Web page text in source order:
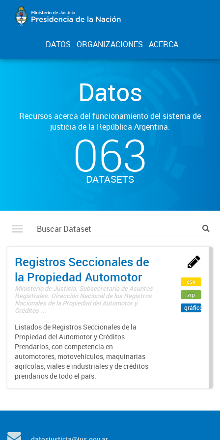
DATOS ORGANIZACIONES ACERCA
Datos
Recursos acerca del funcionamiento del sistema de
justicia de la República Argentina.
063
DATASETS
Registros Seccionales de
la Propiedad Automotor
Ministerio de Justicia. Subsecretaría de Asuntos
Registrales. Dirección Nacional de los Registros
Nacionales de la Propiedad del Automotor y
Créditos ...
Listados de Registros Seccionales de la
Propiedad del Automotor y Créditos
Prendarios, con competencia en
automotores, motovehículos, maquinarias
agrícolas, viales e industriales y de créditos
prendarios de todo el país.
csv
zip
gráfico